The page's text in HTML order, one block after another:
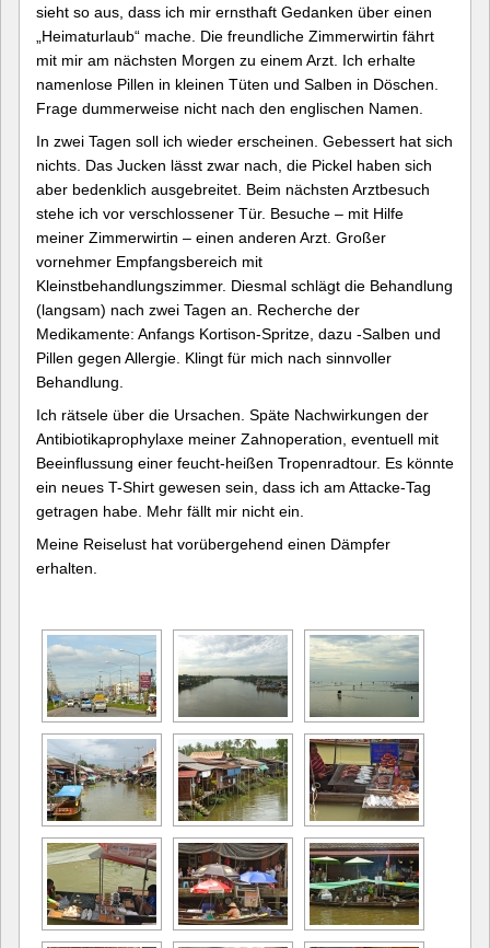
sieht so aus, dass ich mir ernsthaft Gedanken über einen
„Heimaturlaub“ mache. Die freundliche Zimmerwirtin fährt
mit mir am nächsten Morgen zu einem Arzt. Ich erhalte
namenlose Pillen in kleinen Tüten und Salben in Döschen.
Frage dummerweise nicht nach den englischen Namen.
In zwei Tagen soll ich wieder erscheinen. Gebessert hat sich
nichts. Das Jucken lässt zwar nach, die Pickel haben sich
aber bedenklich ausgebreitet. Beim nächsten Arztbesuch
stehe ich vor verschlossener Tür. Besuche – mit Hilfe
meiner Zimmerwirtin – einen anderen Arzt. Großer
vornehmer Empfangsbereich mit
Kleinstbehandlungszimmer. Diesmal schlägt die Behandlung
(langsam) nach zwei Tagen an. Recherche der
Medikamente: Anfangs Kortison-Spritze, dazu -Salben und
Pillen gegen Allergie. Klingt für mich nach sinnvoller
Behandlung.
Ich rätsele über die Ursachen. Späte Nachwirkungen der
Antibiotikaprophylaxe meiner Zahnoperation, eventuell mit
Beeinflussung einer feucht-heißen Tropenradtour. Es könnte
ein neues T-Shirt gewesen sein, dass ich am Attacke-Tag
getragen habe. Mehr fällt mir nicht ein.
Meine Reiselust hat vorübergehend einen Dämpfer
erhalten.